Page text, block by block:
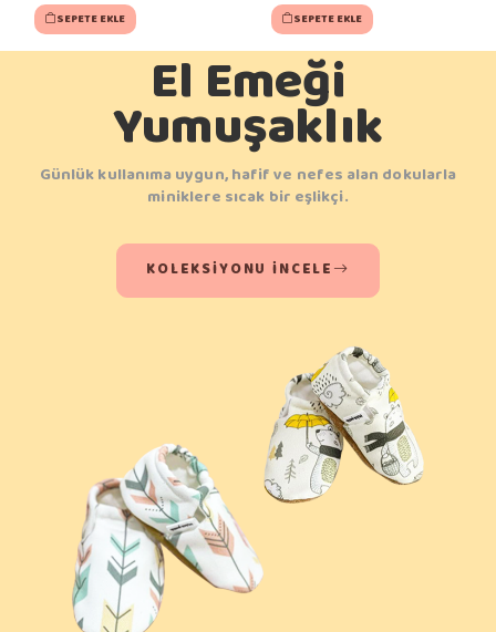
SEPETE EKLE SEPETE EKLE
El Emeği
Yumuşaklık
Günlük kullanıma uygun, hafif ve nefes alan dokularla
miniklere sıcak bir eşlikçi.
KOLEKSIYONU İNCELE